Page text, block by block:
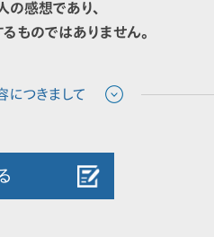
の感想であり、
ものではありません。